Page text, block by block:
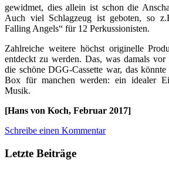
gewidmet, dies allein ist schon die
Auch viel Schlagzeug ist geboten, so
Falling Angels“ für 12 Perkussionisten.
Zahlreiche weitere höchst originelle
entdeckt zu werden. Das, was damals
die schöne DGG-Cassette war, das
Box für manchen werden: ein idealer
Musik.
[Hans von Koch, Februar 2017]
Schreibe einen Kommentar
Letzte Beiträge